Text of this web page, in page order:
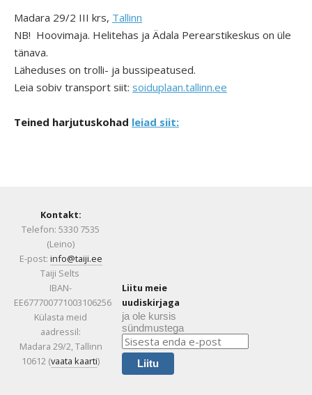
Madara 29/2 III krs, Tallinn
NB! Hoovimaja. Helitehas ja Ädala Perearstikeskus on üle
tänava.
Läheduses on trolli- ja bussipeatused.
Leia sobiv transport siit: soiduplaan.tallinn.ee
Teined harjutuskohad leiad siit:
Kontakt:
Telefon: 5330 7535
(Leino)
E-post: info@taiji.ee
Taiji Selts
IBAN-
EE677700771003106256
Külasta meid
aadressil:
Madara 29/2, Tallinn
10612 (vaata kaarti)
Liitu meie
uudiskirjaga
ja ole kursis
sündmustega